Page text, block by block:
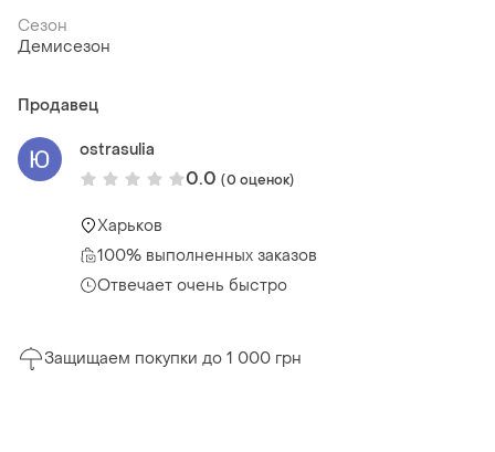
Сезон
Демисезон
Продавец
ostrasulia
0.0 (0 оценок)
Харьков
100% выполненных заказов
Отвечает очень быстро
Защищаем покупки до 1 000 грн